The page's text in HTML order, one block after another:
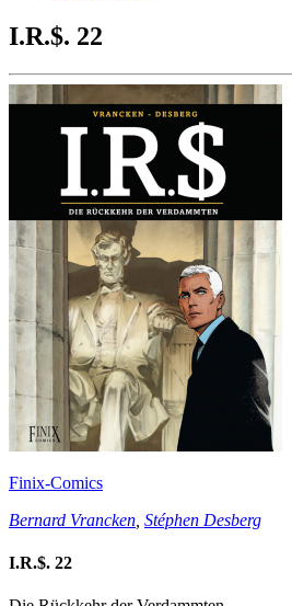
I.R.$. 22
Finix-Comics
Bernard Vrancken Stéphen Desberg
I.R.$. 22